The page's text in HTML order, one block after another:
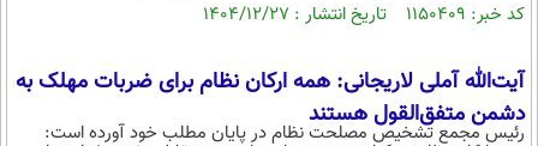
کد خبر: ۱۱۵۰۴۰۹ تاریخ انتشار : ۱۴۰۴/۱۲/۲۷
آیت‌الله آملی لاریجانی: همه ارکان نظام برای ضربات مهلک به
دشمن متفق‌القول هستند
رئیس مجمع تشخیص مصلحت نظام در پایان مطلب خود آورده است: